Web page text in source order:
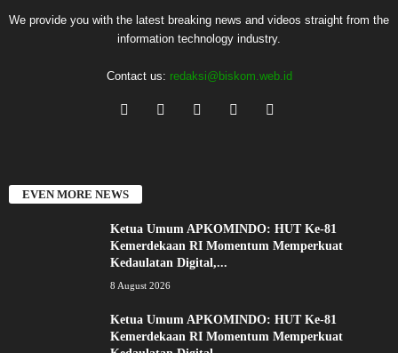
We provide you with the latest breaking news and videos straight from the
information technology industry.
Contact us: redaksi@biskom.web.id
EVEN MORE NEWS
Ketua Umum APKOMINDO: HUT Ke-81
Kemerdekaan RI Momentum Memperkuat
Kedaulatan Digital,...
8 August 2026
Ketua Umum APKOMINDO: HUT Ke-81
Kemerdekaan RI Momentum Memperkuat